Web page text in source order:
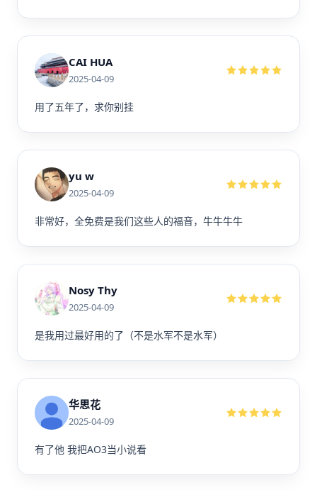
CAI HUA
2025-04-09
用了五年了，求你别挂
yu w
2025-04-09
非常好，全免费是我们这些人的福音，牛牛牛牛
Nosy Thy
2025-04-09
是我用过最好用的了（不是水军不是水军）
华思花
2025-04-09
有了他 我把AO3当小说看